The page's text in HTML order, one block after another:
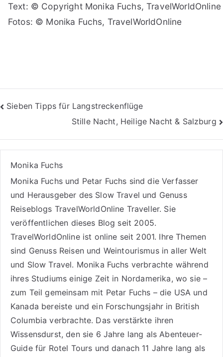
Text: © Copyright Monika Fuchs, TravelWorldOnline
Fotos: © Monika Fuchs, TravelWorldOnline
Beitragsnavigation
Sieben Tipps für Langstreckenflüge
Stille Nacht, Heilige Nacht & Salzburg
Monika Fuchs
Monika Fuchs und Petar Fuchs sind die Verfasser
und Herausgeber des Slow Travel und Genuss
Reiseblogs TravelWorldOnline Traveller. Sie
veröffentlichen dieses Blog seit 2005.
TravelWorldOnline ist online seit 2001. Ihre Themen
sind Genuss Reisenund Weintourismusin aller Welt
und Slow Travel. Monika Fuchs verbrachte während
ihres Studiums einige Zeit in Nordamerika, wo sie –
zum Teil gemeinsam mit Petar Fuchs – die USA und
Kanada bereiste und ein Forschungsjahr in British
Columbia verbrachte. Das verstärkte ihren
Wissensdurst, den sie 6 Jahre lang als Abenteuer-
Guide für Rotel Tours und danach 11 Jahre lang als